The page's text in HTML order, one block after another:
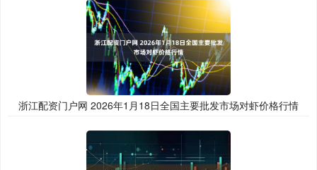
浙江配资门户网 2026年1月18日全国主要批发市场对虾价格行情